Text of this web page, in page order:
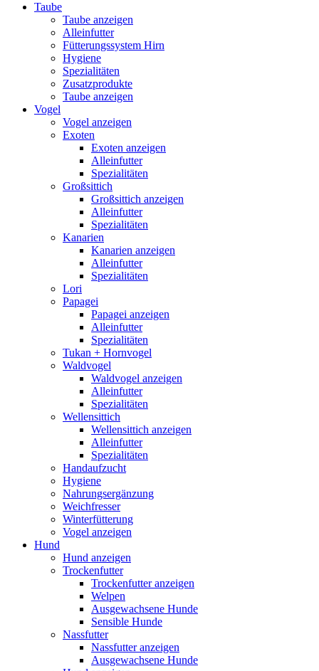
Taube
Taube anzeigen
Alleinfutter
Fütterungssystem Hirn
Hygiene
Spezialitäten
Zusatzprodukte
Taube anzeigen
Vogel
Vogel anzeigen
Exoten
Exoten anzeigen
Alleinfutter
Spezialitäten
Großsittich
Großsittich anzeigen
Alleinfutter
Spezialitäten
Kanarien
Kanarien anzeigen
Alleinfutter
Spezialitäten
Lori
Papagei
Papagei anzeigen
Alleinfutter
Spezialitäten
Tukan + Hornvogel
Waldvogel
Waldvogel anzeigen
Alleinfutter
Spezialitäten
Wellensittich
Wellensittich anzeigen
Alleinfutter
Spezialitäten
Handaufzucht
Hygiene
Nahrungsergänzung
Weichfresser
Winterfütterung
Vogel anzeigen
Hund
Hund anzeigen
Trockenfutter
Trockenfutter anzeigen
Welpen
Ausgewachsene Hunde
Sensible Hunde
Nassfutter
Nassfutter anzeigen
Ausgewachsene Hunde